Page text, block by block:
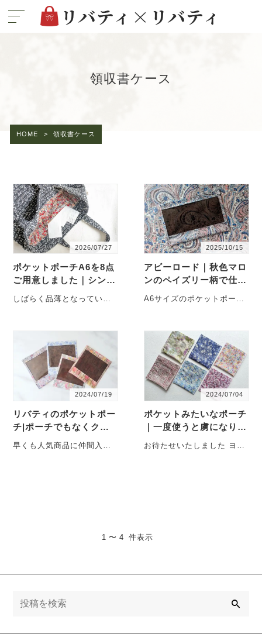
領収書ケース
HOME > 領収書ケース
2026/07/27
ポケットポーチA6を8点
ご用意しました｜シンプ
ルだからこそ難しいポー
チです
しばらく品薄となっていた
ウィローボウ・・・
2025/10/15
アビーロード｜秋色マロ
ンのペイズリー柄で仕立
てたA6ポケットポーチ
A6サイズのポケットポー
ズリー柄がやさしく浮かび
上・・・
2024/07/19
リバティのポケットポー
チ|ポーチでもなくクリ
アファイルでもない新し
い形
早くも人気商品に仲間入
2024/07/04
ポケットみたいなポーチ
｜一度使うと虜になりま
お待たせいたしました ヨコ
1 〜 4 件表示